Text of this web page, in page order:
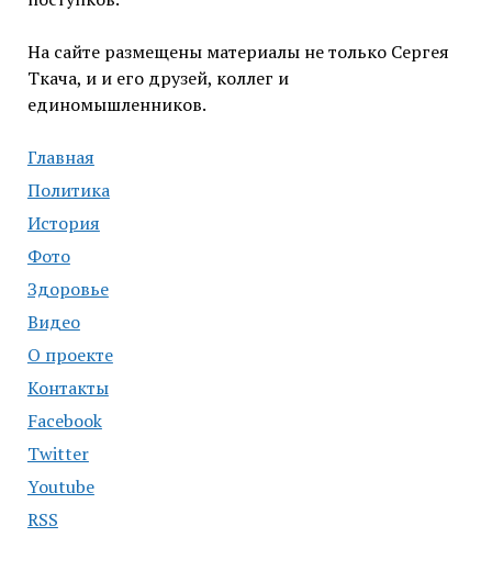
На сайте размещены материалы не только Сергея
Ткача, и и его друзей, коллег и
единомышленников.
Главная
Политика
История
Фото
Здоровье
Видео
О проекте
Контакты
Facebook
Twitter
Youtube
RSS